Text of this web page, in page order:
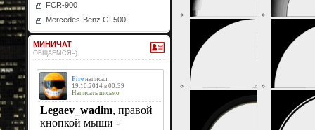
FCR-900
Mercedes-Benz GL500
МИНИЧАТ
ОБЩАЕМСЯ=)